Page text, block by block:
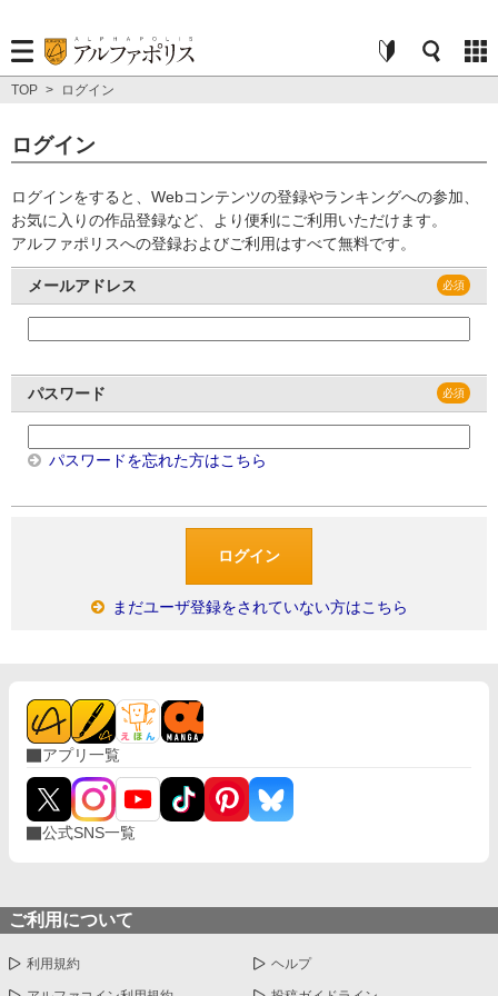
TOP > ログイン
ログイン
ログインをすると、Webコンテンツの登録やランキングへの参加、
お気に入りの作品登録など、より便利にご利用いただけます。
アルファポリスへの登録およびご利用はすべて無料です。
メールアドレス
パスワード
パスワードを忘れた方はこちら
まだユーザ登録をされていない方はこちら
アプリ一覧
公式SNS一覧
ご利用について
利用規約 ヘルプ